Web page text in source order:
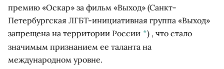
премию «Оскар» за фильм «Выход» (Санкт-
Петербургская ЛГБТ-инициативная группа «Выход»
запрещена на территории России *) , что стало
значимым признанием ее таланта на
международном уровне.